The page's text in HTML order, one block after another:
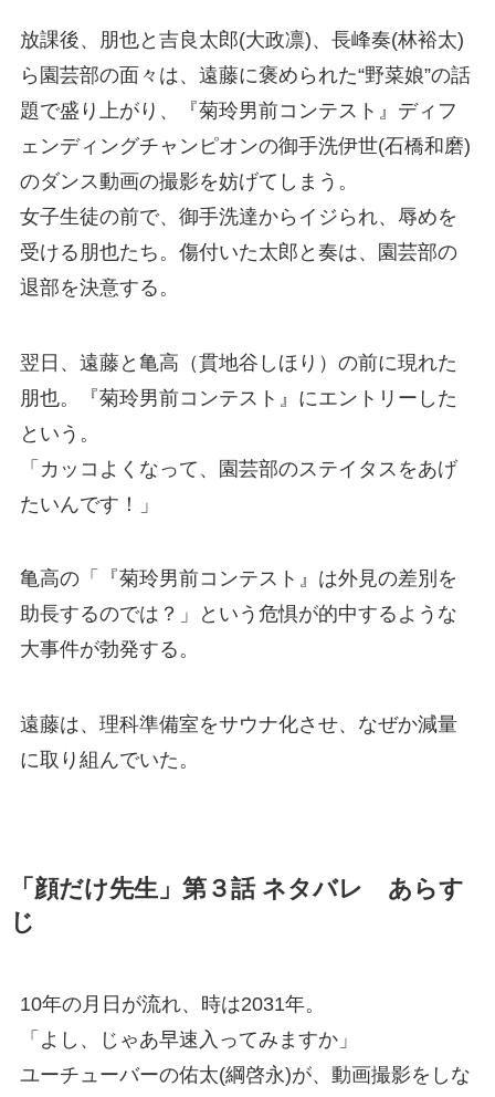
放課後、朋也と吉良太郎(大政凛)、長峰奏(林裕太)
ら園芸部の面々は、遠藤に褒められた“野菜娘”の話
題で盛り上がり、『菊玲男前コンテスト』ディフ
ェンディングチャンピオンの御手洗伊世(石橋和磨)
のダンス動画の撮影を妨げてしまう。
女子生徒の前で、御手洗達からイジられ、辱めを
受ける朋也たち。傷付いた太郎と奏は、園芸部の
退部を決意する。
翌日、遠藤と亀高（貫地谷しほり）の前に現れた
朋也。『菊玲男前コンテスト』にエントリーした
という。
「カッコよくなって、園芸部のステイタスをあげ
たいんです！」
亀高の「『菊玲男前コンテスト』は外見の差別を
助長するのでは？」という危惧が的中するような
大事件が勃発する。
遠藤は、理科準備室をサウナ化させ、なぜか減量
に取り組んでいた。
「顔だけ先生」第３話 ネタバレ あらす
じ
10年の月日が流れ、時は2031年。
「よし、じゃあ早速入ってみますか」
ユーチューバーの佑太(綱啓永)が、動画撮影をしな